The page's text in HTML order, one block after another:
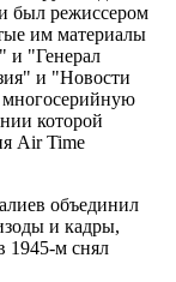
был режиссером
им материалы
и "Генерал
и "Новости
которой
Air Time
объединил
и кадры,
1945-м снял